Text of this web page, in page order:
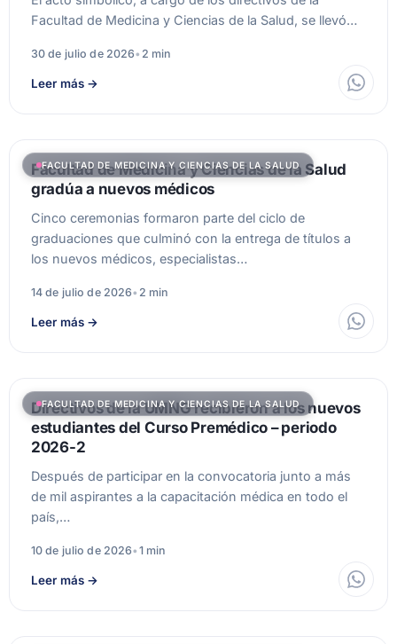
Facultad de Medicina y Ciencias de la Salud, se llevó…
30 de julio de 2026• 2 min
Leer más →
FACULTAD DE MEDICINA Y CIENCIAS DE LA SALUD
Facultad de Medicina y Ciencias de la Salud
gradúa a nuevos médicos
Cinco ceremonias formaron parte del ciclo de
graduaciones que culminó con la entrega de títulos a
los nuevos médicos, especialistas…
14 de julio de 2026• 2 min
Leer más →
FACULTAD DE MEDICINA Y CIENCIAS DE LA SALUD
Directivos de la UMNG recibieron a los nuevos
estudiantes del Curso Premédico – periodo
2026-2
Después de participar en la convocatoria junto a más
de mil aspirantes a la capacitación médica en todo el
país,…
10 de julio de 2026• 1 min
Leer más →